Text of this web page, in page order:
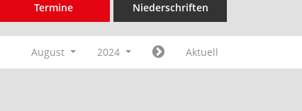
Termine Niederschriften
August 2024 Aktuell